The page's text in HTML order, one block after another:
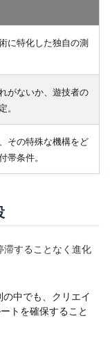
高設定判別
に特化した独自の測
がないか、遊技者の
その特殊な機構をど
帯条件。
滞することなく進化
中でも、クリエイ
トを確保すること